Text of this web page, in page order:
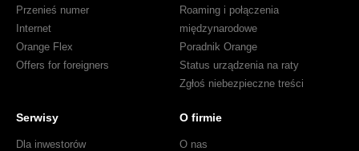
Przenieś numer
Internet
Orange Flex
Offers for foreigners
Roaming i połączenia
międzynarodowe
Poradnik Orange
Status urządzenia na raty
Zgłoś niebezpieczne treści
Serwisy
Dla inwestorów
O firmie
O nas